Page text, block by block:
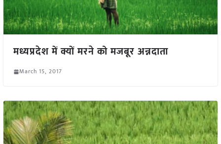
मध्यप्रदेश में क्यों मरने को मजबूर अन्नदाता
March 15, 2017